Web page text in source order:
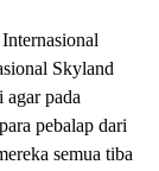
Skyland
pada
pebalap dari
semua tiba